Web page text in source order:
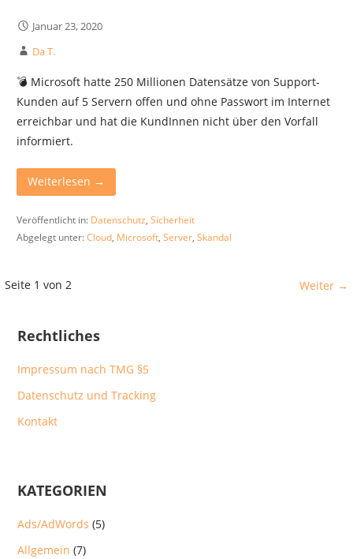
Januar 23, 2020
Da T.
💣 Microsoft hatte 250 Millionen Datensätze von Support-
Kunden auf 5 Servern offen und ohne Passwort im Internet
erreichbar und hat die KundInnen nicht über den Vorfall
informiert.
Weiterlesen →
Veröffentlicht in: Datenschutz, Sicherheit
Abgelegt unter:Cloud, Microsoft, Server, Skandal
Beitrag
Seite 1 von 2 Weiter →
Rechtliches
Impressum nach TMG §5
Datenschutz und Tracking
Kontakt
KATEGORIEN
Ads/AdWords (5)
Allgemein (7)